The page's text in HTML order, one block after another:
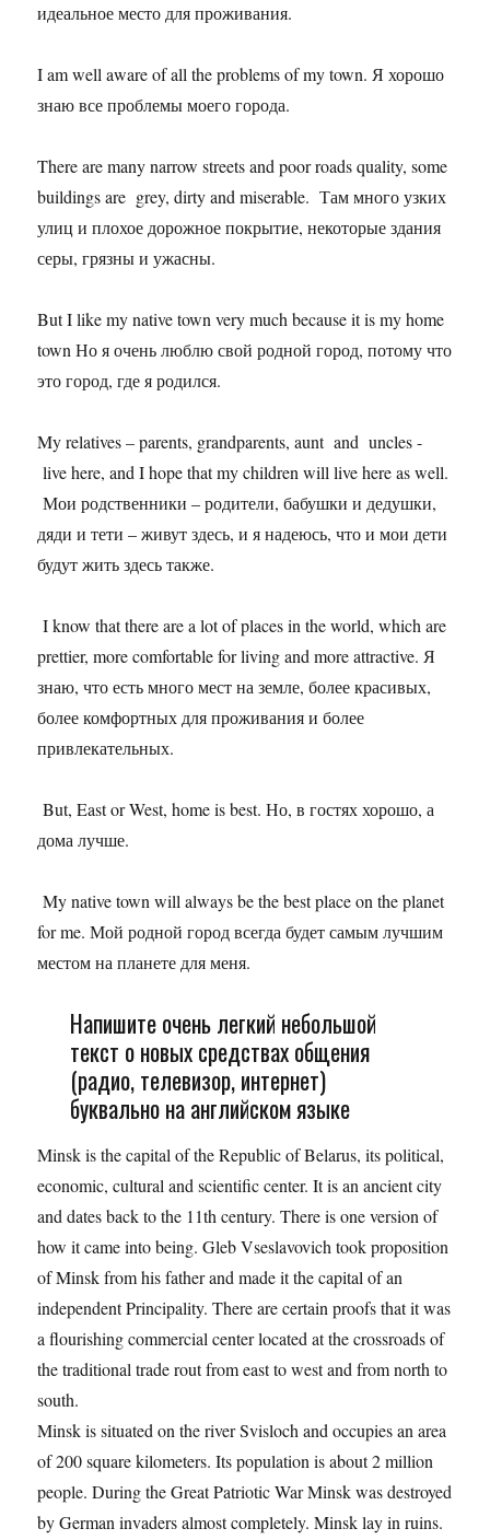
идеальное место для проживания.
I am well aware of all the problems of my town. Я хорошо
знаю все проблемы моего города.
There are many narrow streets and poor roads quality, some
buildings are grey, dirty and miserable. Там много узких
улиц и плохое дорожное покрытие, некоторые здания
серы, грязны и ужасны.
But I like my native town very much because it is my home
town Но я очень люблю свой родной город, потому что
это город, где я родился.
My relatives – parents, grandparents, aunt and uncles -
live here, and I hope that my children will live here as well.
Мои родственники – родители, бабушки и дедушки,
дяди и тети – живут здесь, и я надеюсь, что и мои дети
будут жить здесь также.
I know that there are a lot of places in the world, which are
prettier, more comfortable for living and more attractive. Я
знаю, что есть много мест на земле, более красивых,
более комфортных для проживания и более
привлекательных.
But, East or West, home is best. Но, в гостях хорошо, а
дома лучше.
My native town will always be the best place on the planet
for me. Мой родной город всегда будет самым лучшим
местом на планете для меня.
Напишите очень легкий небольшой
текст о новых средствах общения
(радио, телевизор, интернет)
буквально на английском языке
Minsk is the capital of the Republic of Belarus, its political,
economic, cultural and scientific center. It is an ancient city
and dates back to the 11th century. There is one version of
how it came into being. Gleb Vseslavovich took proposition
of Minsk from his father and made it the capital of an
independent Principality. There are certain proofs that it was
a flourishing commercial center located at the crossroads of
the traditional trade rout from east to west and from north to
south.
Minsk is situated on the river Svisloch and occupies an area
of 200 square kilometers. Its population is about 2 million
people. During the Great Patriotic War Minsk was destroyed
by German invaders almost completely. Minsk lay in ruins.